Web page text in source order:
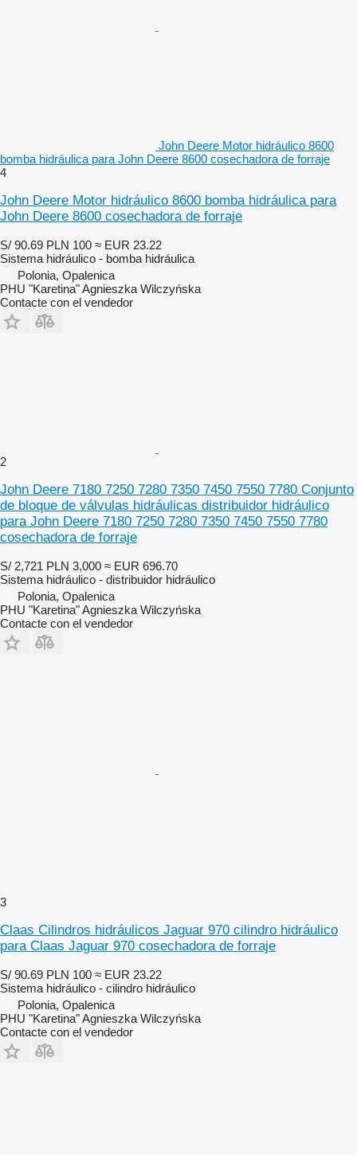
John Deere Motor hidráulico 8600
bomba hidráulica para John Deere 8600 cosechadora de forraje
4
John Deere Motor hidráulico 8600 bomba hidráulica para
John Deere 8600 cosechadora de forraje
S/ 90.69 PLN 100 ≈ EUR 23.22
Sistema hidráulico - bomba hidráulica
Polonia, Opalenica
PHU "Karetina" Agnieszka Wilczyńska
Contacte con el vendedor
2
John Deere 7180 7250 7280 7350 7450 7550 7780 Conjunto
de bloque de válvulas hidráulicas distribuidor hidráulico
para John Deere 7180 7250 7280 7350 7450 7550 7780
cosechadora de forraje
S/ 2,721 PLN 3,000 ≈ EUR 696.70
Sistema hidráulico - distribuidor hidráulico
Polonia, Opalenica
PHU "Karetina" Agnieszka Wilczyńska
Contacte con el vendedor
3
Claas Cilindros hidráulicos Jaguar 970 cilindro hidráulico
para Claas Jaguar 970 cosechadora de forraje
S/ 90.69 PLN 100 ≈ EUR 23.22
Sistema hidráulico - cilindro hidráulico
Polonia, Opalenica
PHU "Karetina" Agnieszka Wilczyńska
Contacte con el vendedor